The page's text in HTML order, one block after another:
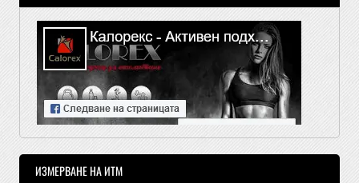
ИЗМЕРВАНЕ НА ИТМ